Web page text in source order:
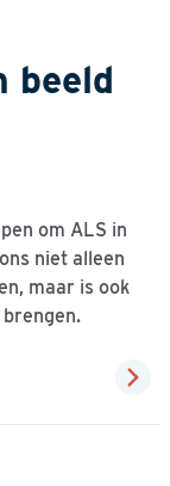
beeld
om ALS in
niet alleen
maar is ook